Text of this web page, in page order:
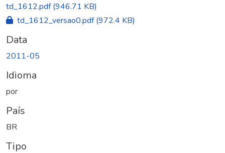
td_1612.pdf(946.71 KB)
td_1612_versao0.pdf(972.4 KB)
Data
2011-05
Idioma
por
País
BR
Tipo